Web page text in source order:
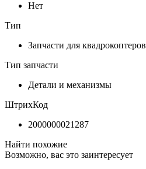
Нет
Тип
Запчасти для квадрокоптеров
Тип запчасти
Детали и механизмы
ШтрихКод
2000000021287
Найти похожие
Возможно, вас это заинтересует